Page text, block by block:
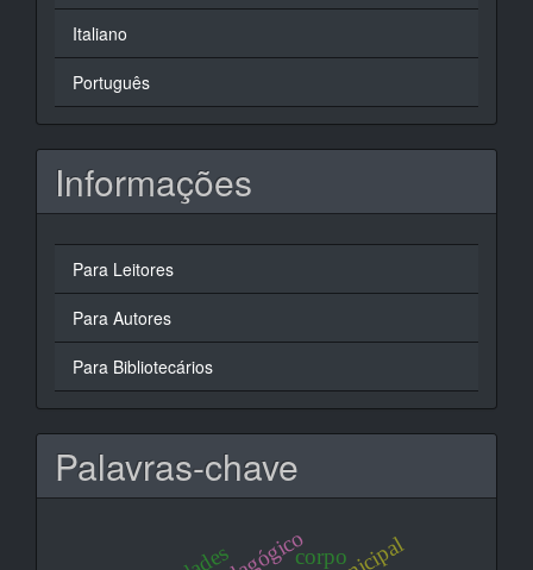
Italiano
Português
Informações
Para Leitores
Para Autores
Para Bibliotecários
Palavras-chave
corpo